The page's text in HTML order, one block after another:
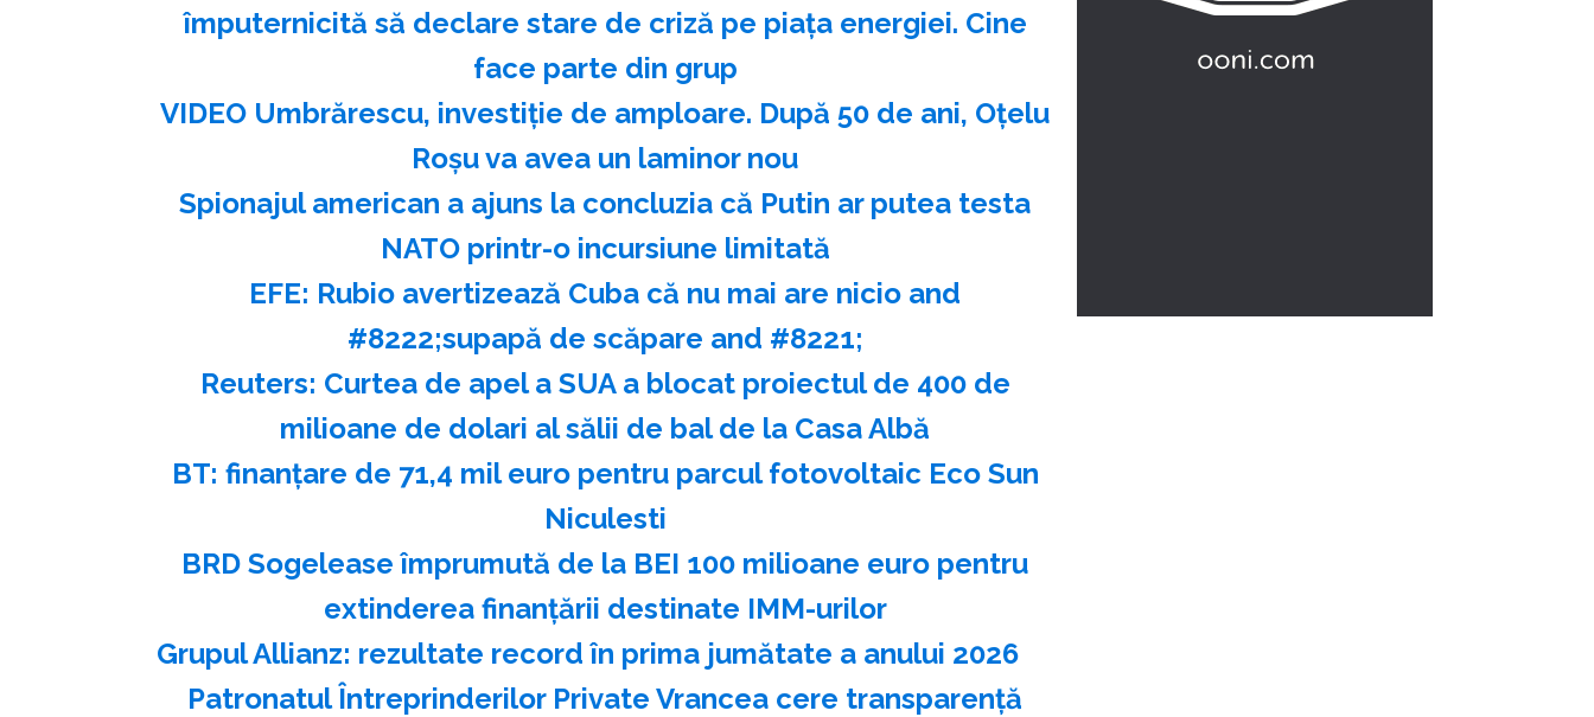
împuternicită să declare stare de criză pe piața energiei. Cine
face parte din grup
VIDEO Umbrărescu, investiție de amploare. După 50 de ani, Oțelu
Roșu va avea un laminor nou
Spionajul american a ajuns la concluzia că Putin ar putea testa
NATO printr-o incursiune limitată
EFE: Rubio avertizează Cuba că nu mai are nicio and
#8222;supapă de scăpare and #8221;
Reuters: Curtea de apel a SUA a blocat proiectul de 400 de
milioane de dolari al sălii de bal de la Casa Albă
BT: finanţare de 71,4 mil euro pentru parcul fotovoltaic Eco Sun
Niculesti
BRD Sogelease împrumută de la BEI 100 milioane euro pentru
extinderea finanţării destinate IMM-urilor
Grupul Allianz: rezultate record în prima jumătate a anului 2026
Patronatul Întreprinderilor Private Vrancea cere transparenţă